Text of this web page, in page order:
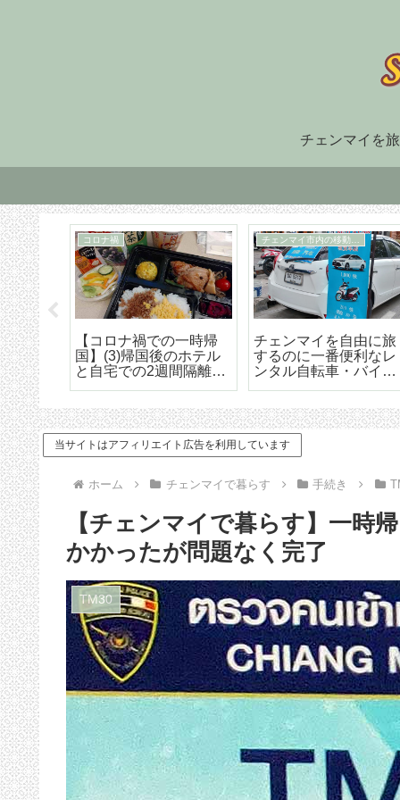
チェンマイを
でオ
人気
菜創
ラン
住まい探し
チェンマイ長期滞在の
ための住まい探しはこ
うやろう エリア選び
TM30
TM-30とは何か、初回
け出の方法などの詳細
な解説
当サイトはアフィリエイト広告を利用しています
ホーム チェンマイで暮らす 手続き
【チェンマイで暮らす】一
かかったが問題なく完了
TM30